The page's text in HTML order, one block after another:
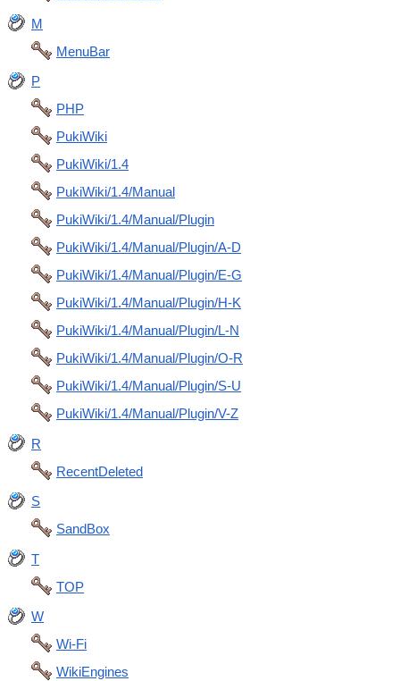
M
MenuBar
P
PHP
PukiWiki
PukiWiki/1.4
PukiWiki/1.4/Manual
PukiWiki/1.4/Manual/Plugin
PukiWiki/1.4/Manual/Plugin/A-D
PukiWiki/1.4/Manual/Plugin/E-G
PukiWiki/1.4/Manual/Plugin/H-K
PukiWiki/1.4/Manual/Plugin/L-N
PukiWiki/1.4/Manual/Plugin/O-R
PukiWiki/1.4/Manual/Plugin/S-U
PukiWiki/1.4/Manual/Plugin/V-Z
R
RecentDeleted
S
SandBox
T
TOP
W
Wi-Fi
WikiEngines